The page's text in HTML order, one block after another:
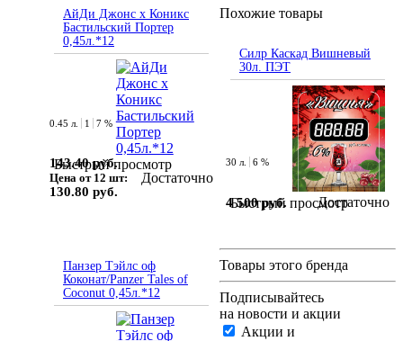
АйДи Джонс х Коникс
Бастильский Портер
0,45л.*12
Быстрый просмотр
0.45 л. 1 7 %
143.40 руб.
Цена от 12 шт:
130.80 руб.
Достаточно
Похожие товары
Силр Каскад Вишневый
30л. ПЭТ
Быстрый просмотр
30 л. 6 %
4 500 руб. Достаточно
Панзер Тэйлс оф
Коконат/Panzer Tales of
Coconut 0,45л.*12
Товары этого бренда
Подписывайтесь
на новости и акции
Акции и